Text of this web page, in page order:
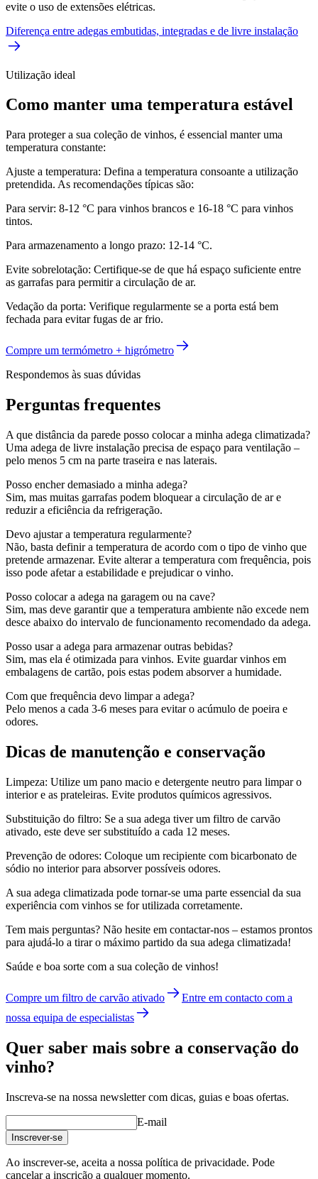
evite o uso de extensões elétricas.
Diferença entre adegas embutidas, integradas e de livre instalação
Utilização ideal
Como manter uma temperatura estável
Para proteger a sua coleção de vinhos, é essencial manter uma
temperatura constante:
Ajuste a temperatura: Defina a temperatura consoante a utilização
pretendida. As recomendações típicas são:
Para servir: 8-12 °C para vinhos brancos e 16-18 °C para vinhos
tintos.
Para armazenamento a longo prazo: 12-14 °C.
Evite sobrelotação: Certifique-se de que há espaço suficiente entre
as garrafas para permitir a circulação de ar.
Vedação da porta: Verifique regularmente se a porta está bem
fechada para evitar fugas de ar frio.
Compre um termómetro + higrómetro
Respondemos às suas dúvidas
Perguntas frequentes
A que distância da parede posso colocar a minha adega climatizada?
Uma adega de livre instalação precisa de espaço para ventilação –
pelo menos 5 cm na parte traseira e nas laterais.
Posso encher demasiado a minha adega?
Sim, mas muitas garrafas podem bloquear a circulação de ar e
reduzir a eficiência da refrigeração.
Devo ajustar a temperatura regularmente?
Não, basta definir a temperatura de acordo com o tipo de vinho que
pretende armazenar. Evite alterar a temperatura com frequência, pois
isso pode afetar a estabilidade e prejudicar o vinho.
Posso colocar a adega na garagem ou na cave?
Sim, mas deve garantir que a temperatura ambiente não excede nem
desce abaixo do intervalo de funcionamento recomendado da adega.
Posso usar a adega para armazenar outras bebidas?
Sim, mas ela é otimizada para vinhos. Evite guardar vinhos em
embalagens de cartão, pois estas podem absorver a humidade.
Com que frequência devo limpar a adega?
Pelo menos a cada 3-6 meses para evitar o acúmulo de poeira e
odores.
Dicas de manutenção e conservação
Limpeza: Utilize um pano macio e detergente neutro para limpar o
interior e as prateleiras. Evite produtos químicos agressivos.
Substituição do filtro: Se a sua adega tiver um filtro de carvão
ativado, este deve ser substituído a cada 12 meses.
Prevenção de odores: Coloque um recipiente com bicarbonato de
sódio no interior para absorver possíveis odores.
A sua adega climatizada pode tornar-se uma parte essencial da sua
experiência com vinhos se for utilizada corretamente.
Tem mais perguntas? Não hesite em contactar-nos – estamos prontos
para ajudá-lo a tirar o máximo partido da sua adega climatizada!
Saúde e boa sorte com a sua coleção de vinhos!
Compre um filtro de carvão ativado
Entre em contacto com a
nossa equipa de especialistas
Quer saber mais sobre a conservação do
vinho?
Inscreva-se na nossa newsletter com dicas, guias e boas ofertas.
E-mail
Inscrever-se
Ao inscrever-se, aceita a nossa política de privacidade. Pode
cancelar a inscrição a qualquer momento.